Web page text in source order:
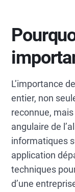
L’importance
entier, non
reconnue,
angulaire de
informatiques
application
techniques
d’une